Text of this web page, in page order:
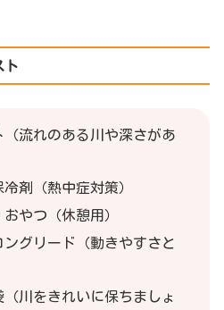
ト
流れのある川や深さがあ
剤（熱中症対策）
やつ（休憩用）
グリード（動きやすさと
川をきれいに保ちましょ